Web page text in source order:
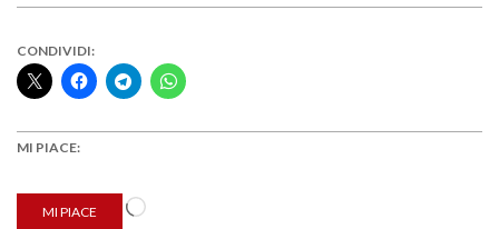
CONDIVIDI:
MI PIACE:
MI PIACE
Caricamento